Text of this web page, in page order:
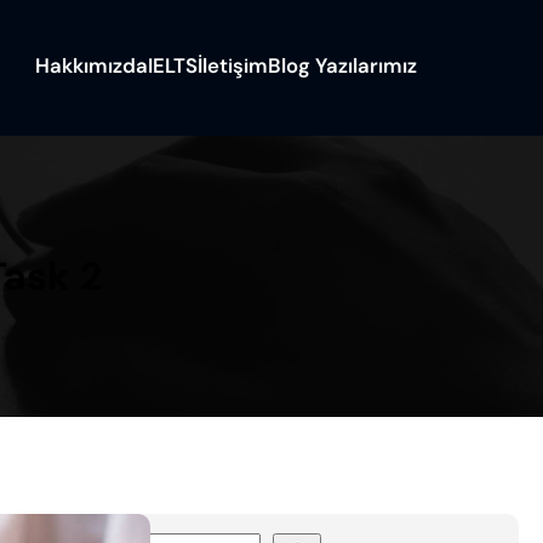
HakkımızdaIELTSİletişimBlog Yazılarımız
2